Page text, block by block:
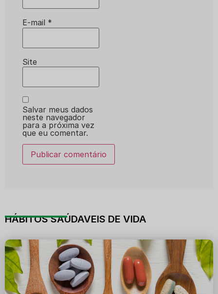
E-mail *
Site
Salvar meus dados
neste navegador
para a próxima vez
que eu comentar.
HÁBITOS SAÚDAVEIS DE VIDA